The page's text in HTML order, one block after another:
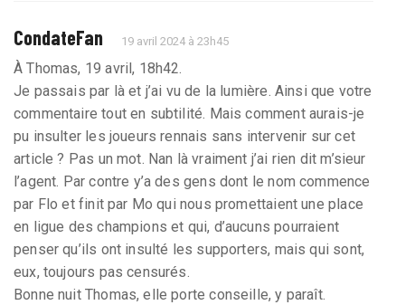
CondateFan 19 avril 2024 à 23h45
À Thomas, 19 avril, 18h42.
Je passais par là et j’ai vu de la lumière. Ainsi que votre
commentaire tout en subtilité. Mais comment aurais-je
pu insulter les joueurs rennais sans intervenir sur cet
article ? Pas un mot. Nan là vraiment j’ai rien dit m’sieur
l’agent. Par contre y’a des gens dont le nom commence
par Flo et finit par Mo qui nous promettaient une place
en ligue des champions et qui, d’aucuns pourraient
penser qu’ils ont insulté les supporters, mais qui sont,
eux, toujours pas censurés.
Bonne nuit Thomas, elle porte conseille, y paraît.